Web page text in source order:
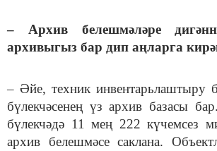
– Архив белешмәләре
архивыгыз бар дип аңларга
– Әйе, техник
бүлекчәсенең үз архив базасы
бүлекчәдә 11 мең 222 күчемсез
архив белешмәсе саклана.